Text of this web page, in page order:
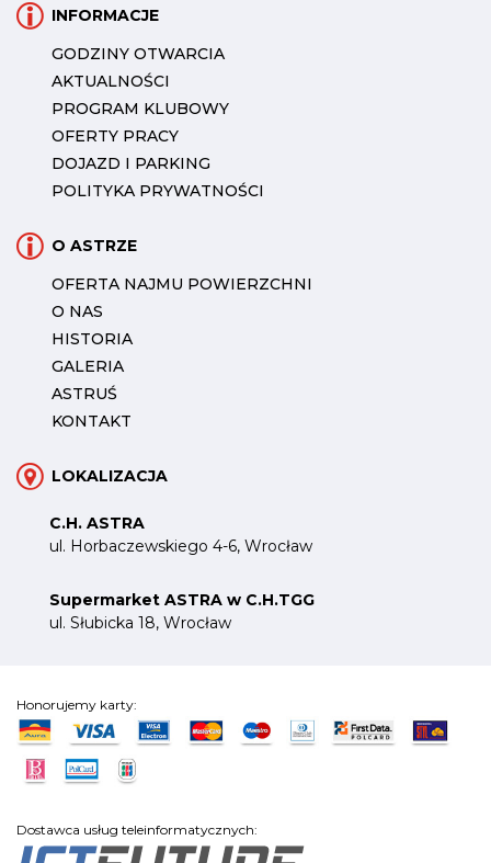
INFORMACJE
GODZINY OTWARCIA
AKTUALNOŚCI
PROGRAM KLUBOWY
OFERTY PRACY
DOJAZD I PARKING
POLITYKA PRYWATNOŚCI
O ASTRZE
OFERTA NAJMU POWIERZCHNI
O NAS
HISTORIA
GALERIA
ASTRUŚ
KONTAKT
LOKALIZACJA
C.H. ASTRA
ul. Horbaczewskiego 4-6, Wrocław
Supermarket ASTRA w C.H.TGG
ul. Słubicka 18, Wrocław
Honorujemy karty:
Dostawca usług teleinformatycznych: